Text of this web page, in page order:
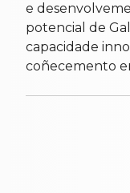
e
potencial de
capacidade
coñecemento